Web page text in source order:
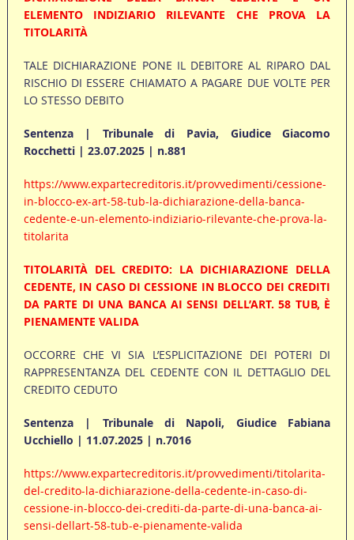
ELEMENTO INDIZIARIO RILEVANTE CHE PROVA LA
TITOLARITÀ
TALE DICHIARAZIONE PONE IL DEBITORE AL RIPARO DAL
RISCHIO DI ESSERE CHIAMATO A PAGARE DUE VOLTE PER
LO STESSO DEBITO
Sentenza | Tribunale di Pavia, Giudice Giacomo
Rocchetti | 23.07.2025 | n.881
https://www.expartecreditoris.it/provvedimenti/cessione-
in-blocco-ex-art-58-tub-la-dichiarazione-della-banca-
cedente-e-un-elemento-indiziario-rilevante-che-prova-la-
titolarita
TITOLARITÀ DEL CREDITO: LA DICHIARAZIONE DELLA
CEDENTE, IN CASO DI CESSIONE IN BLOCCO DEI CREDITI
DA PARTE DI UNA BANCA AI SENSI DELL’ART. 58 TUB, È
PIENAMENTE VALIDA
OCCORRE CHE VI SIA L’ESPLICITAZIONE DEI POTERI DI
RAPPRESENTANZA DEL CEDENTE CON IL DETTAGLIO DEL
CREDITO CEDUTO
Sentenza | Tribunale di Napoli, Giudice Fabiana
Ucchiello | 11.07.2025 | n.7016
https://www.expartecreditoris.it/provvedimenti/titolarita-
del-credito-la-dichiarazione-della-cedente-in-caso-di-
cessione-in-blocco-dei-crediti-da-parte-di-una-banca-ai-
sensi-dellart-58-tub-e-pienamente-valida